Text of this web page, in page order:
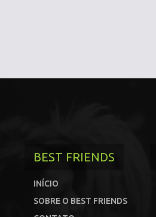
BEST FRIENDS
INÍCIO
SOBRE O BEST FRIENDS